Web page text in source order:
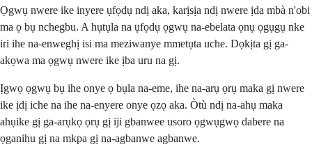
Ọgwụ nwere ike inyere ụfọdụ ndị aka, karịsịa ndị nwere ịda mbà n'obi
ma ọ bụ nchegbu. A hụtụla na ụfọdụ ọgwụ na-ebelata ọnụ ọgụgụ nke
iri ihe na-enweghị isi ma meziwanye mmetụta uche. Dọkịta gị ga-
akọwa ma ọgwụ nwere ike ịba uru na gị.
Ịgwọ ọgwụ bụ ihe onye ọ bụla na-eme, ihe na-arụ ọrụ maka gị nwere
ike ịdị iche na ihe na-enyere onye ọzọ aka. Òtù ndị na-ahụ maka
ahụike gị ga-arụkọ ọrụ gị iji gbanwee usoro ọgwụgwọ dabere na
ọganihu gị na mkpa gị na-agbanwe agbanwe.